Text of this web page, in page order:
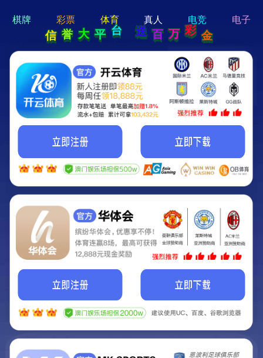
hi 💗
Hey Guys!
我们即将上线啦...
我们的网站正在建设.
它将是非常棒的网站.